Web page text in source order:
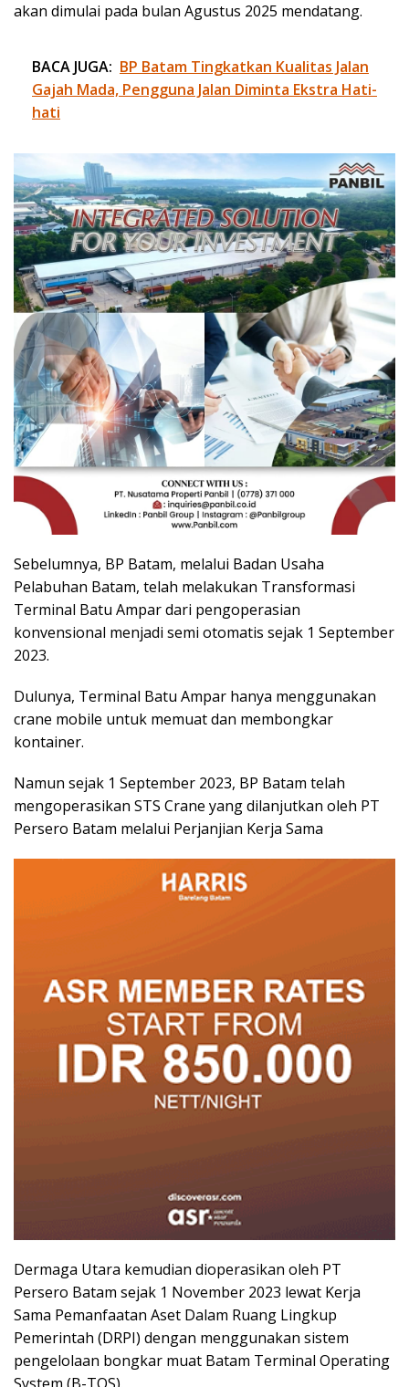
akan dimulai pada bulan Agustus 2025 mendatang.
BACA JUGA: BP Batam Tingkatkan Kualitas Jalan
Gajah Mada, Pengguna Jalan Diminta Ekstra Hati-
hati
Sebelumnya, BP Batam, melalui Badan Usaha
Pelabuhan Batam, telah melakukan Transformasi
Terminal Batu Ampar dari pengoperasian
konvensional menjadi semi otomatis sejak 1 September
2023.
Dulunya, Terminal Batu Ampar hanya menggunakan
crane mobile untuk memuat dan membongkar
kontainer.
Namun sejak 1 September 2023, BP Batam telah
mengoperasikan STS Crane yang dilanjutkan oleh PT
Persero Batam melalui Perjanjian Kerja Sama
Dermaga Utara kemudian dioperasikan oleh PT
Persero Batam sejak 1 November 2023 lewat Kerja
Sama Pemanfaatan Aset Dalam Ruang Lingkup
Pemerintah (DRPI) dengan menggunakan sistem
pengelolaan bongkar muat Batam Terminal Operating